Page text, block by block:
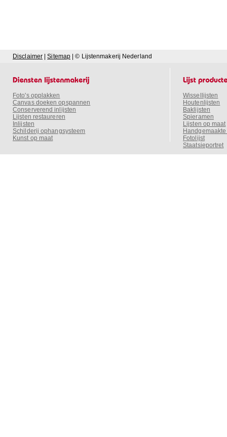
Disclaimer |Sitemap | © Lijstenmakerij Nederland
Foto's opplakken
Canvas doeken opspannen
Conserverend inlijsten
Lijsten restaureren
Inlijsten
Schilderij ophangsysteem
Kunst op maat
Wissellijsten
Houtenlijsten
Baklijsten
Spieramen
Lijsten op maat
Fotolijst
Staatsieportret